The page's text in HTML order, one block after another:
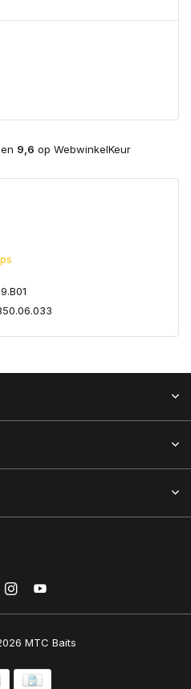
9,6 op WebwinkelKeur
MTC Baits